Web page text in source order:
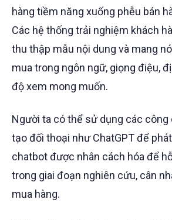
hàng tiềm năng xuống phễu bán
Các hệ thống trải nghiệm khách
thu thập mẫu nội dung và mang
mua trong ngôn ngữ, giọng điệu,
độ xem mong muốn.
Người ta có thể sử dụng các công
tạo đối thoại như ChatGPT để
chatbot được nhân cách hóa để
trong giai đoạn nghiên cứu, cân
mua hàng.